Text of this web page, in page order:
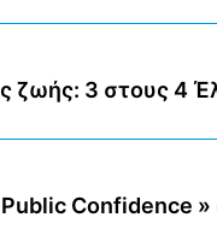
ζωής: 3 στους 4
Confidence »